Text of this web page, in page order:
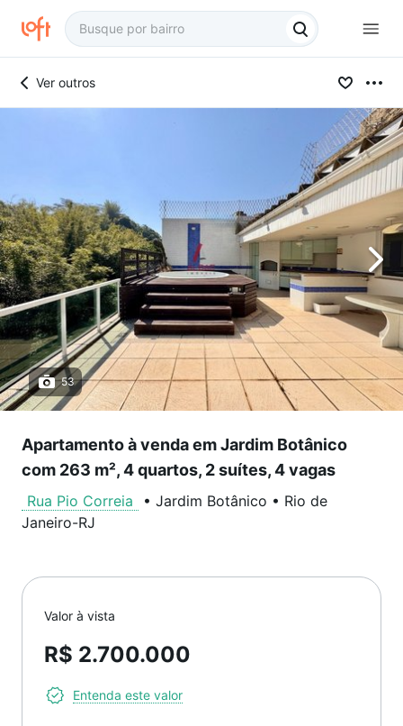
Ver outros
53
Apartamento à venda em Jardim Botânico
com 263 m², 4 quartos, 2 suítes, 4 vagas
Rua Pio Correia • Jardim Botânico • Rio de
Janeiro-RJ
Valor à vista
R$ 2.700.000
Entenda este valor